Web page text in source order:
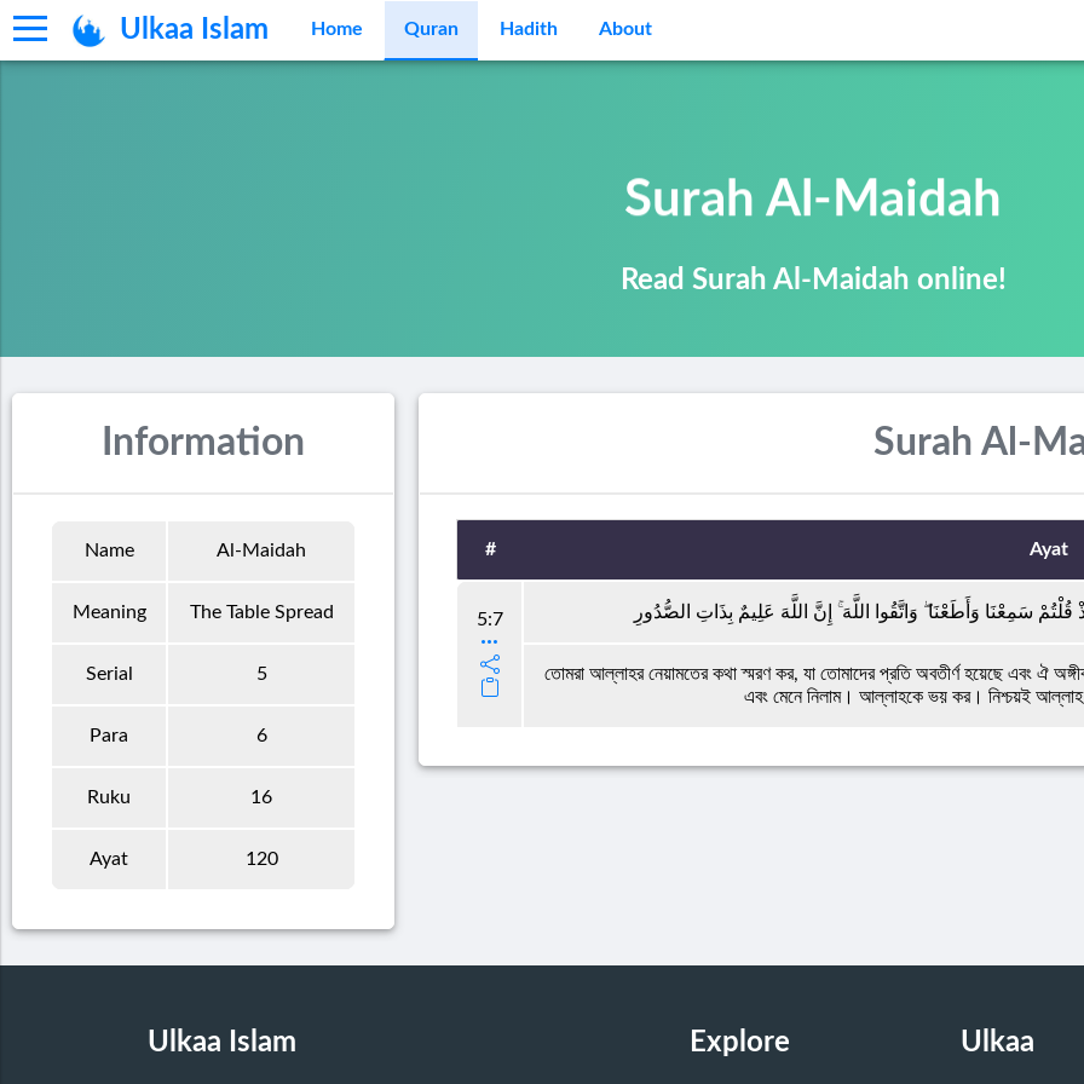
Ulkaa Islam Home Quran Hadith About
Surah Al-Maidah
Read Surah Al-Maidah online!
Information
Name Al-Maidah
Meaning The Table Spread
Serial 5
Para 6
Ruku 16
Ayat 120
Surah Al-
# Ayat
5:7 سَمِعْنَا وَأَطَعْنَا ۖ وَاتَّقُوا اللَّهَ ۚ إِنَّ اللَّهَ عَلِيمٌ بِذَاتِ الصُّدُورِ
তোমরা আল্লাহর নেয়ামতের কথা স্মরণ কর, যা তোমাদের প্রতি অবতীর্ণ হয়েছে এবং ঐ
এবং মেনে নিলাম। আল্লাহকে ভয় কর। নিশ্চয়ই আল্লাহ
Ulkaa Islam Explore Ulkaa